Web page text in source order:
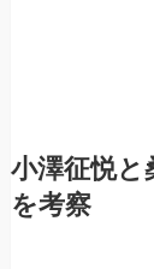
小澤征悦と
を考察